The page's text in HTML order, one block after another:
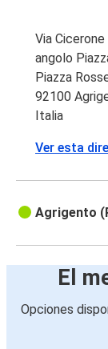
Via
angolo
Piazza
92100
Italia
Ver esta
Agrigento
El
Opciones